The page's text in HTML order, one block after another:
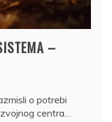
–
o potrebi
centra…